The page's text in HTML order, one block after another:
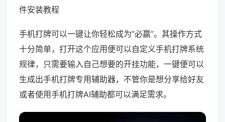
件安装教程
手机打牌可以一键让你轻松成为“必赢”。其操作方式
十分简单，打开这个应用便可以自定义手机打牌系统
规律，只需要输入自己想要的开挂功能，一键便可以
生成出手机打牌专用辅助器，不管你是想分享给好友
或者使用手机打牌AI辅助都可以满足需求。